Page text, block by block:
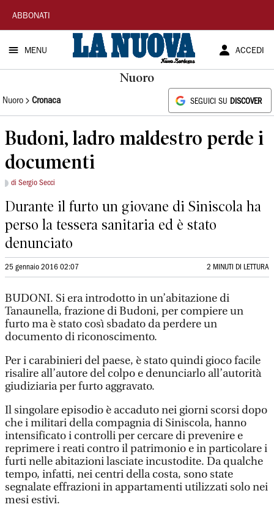
La
Nuova
Sardegna
ABBONATI
MENU ACCEDI
Nuoro
Nuoro Cronaca SEGUICI SU DISCOVER
Budoni, ladro maldestro perde i
documenti
di Sergio Secci
Durante il furto un giovane di Siniscola ha
perso la tessera sanitaria ed è stato
denunciato
25 gennaio 2016 02:07 2 MINUTI DI LETTURA
BUDONI. Si era introdotto in un’abitazione di
Tanaunella, frazione di Budoni, per compiere un
furto ma è stato così sbadato da perdere un
documento di riconoscimento.
Per i carabinieri del paese, è stato quindi gioco facile
risalire all’autore del colpo e denunciarlo all’autorità
giudiziaria per furto aggravato.
Il singolare episodio è accaduto nei giorni scorsi dopo
che i militari della compagnia di Siniscola, hanno
intensificato i controlli per cercare di prevenire e
reprimere i reati contro il patrimonio e in particolare i
furti nelle abitazioni lasciate incustodite. Da qualche
tempo, infatti, nei centri della costa, sono state
segnalate effrazioni in appartamenti utilizzati solo nei
mesi estivi.